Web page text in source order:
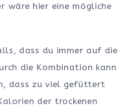
wäre hier eine mögliche
dass du immer auf die
die Kombination kann
dass zu viel gefüttert
der trockenen